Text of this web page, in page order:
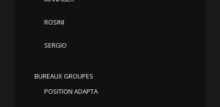
ROSINI
SERGIO
BUREAUX GROUPES
POSITION ADAPTA